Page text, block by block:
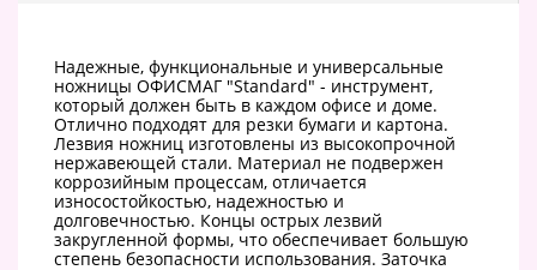
Надежные, функциональные и универсальные
ножницы ОФИСМАГ "Standard" - инструмент,
который должен быть в каждом офисе и доме.
Отлично подходят для резки бумаги и картона.
Лезвия ножниц изготовлены из высокопрочной
нержавеющей стали. Материал не подвержен
коррозийным процессам, отличается
износостойкостью, надежностью и
долговечностью. Концы острых лезвий
закругленной формы, что обеспечивает большую
степень безопасности использования. Заточка